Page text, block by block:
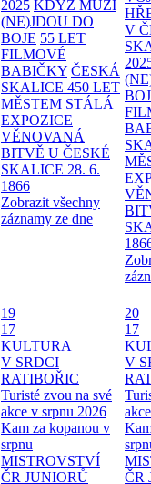
2025 KDYŽ MUŽI
(NE)JDOU DO
BOJE 55 LET
FILMOVÉ
BABIČKY ČESKÁ
SKALICE 450 LET
MĚSTEM STÁLÁ
EXPOZICE
VĚNOVANÁ
BITVĚ U ČESKÉ
SKALICE 28. 6.
1866
Zobrazit všechny
záznamy ze dne
V
19
17
KULTURA
V SRDCI
RATIBOŘIC
Turisté zvou na své
akce v srpnu 2026
Kam za kopanou v
srpnu
MISTROVSTVÍ
ČR JUNIORŮ
20
17
V
ČR